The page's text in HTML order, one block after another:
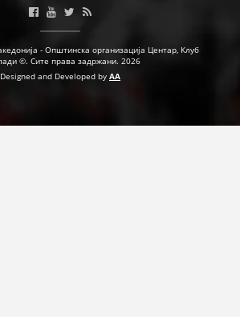
ДЕЈСТВУВАЊЕ
- Општинска организација Центар, Клуб
©. Сите права задржани. 2026
Designed and Developed by AA